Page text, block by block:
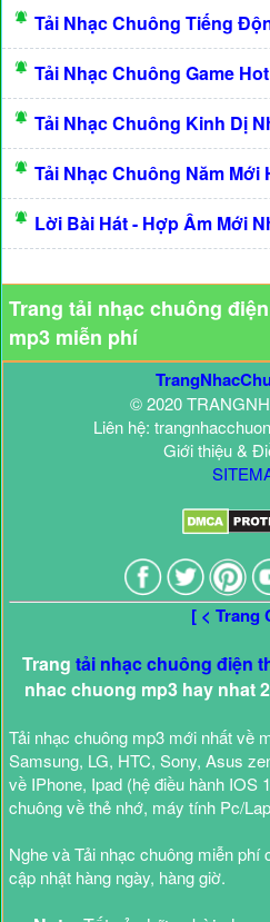
Tải Nhạc Chuông Tiếng
Tải Nhạc Chuông Game
Tải Nhạc Chuông Kinh Dị
Tải Nhạc Chuông Năm Mới
Lời Bài Hát - Hợp Âm Mới
Trang tải nhạc chuông
mp3 miễn phí
© 2020
Liên hệ:
Giới thiệu &
[ < Trang
Trang tải nhạc chuông điện
nhac chuong mp3 hay nhat
Tải nhạc chuông mp3 mới nhất về
Samsung, LG, HTC, Sony, Asus
về IPhone, Ipad (hệ điều hành IOS
chuông về thẻ nhớ, máy tính Pc/
Nghe và Tải nhạc chuông miễn phí
cập nhật hàng ngày, hàng giờ.